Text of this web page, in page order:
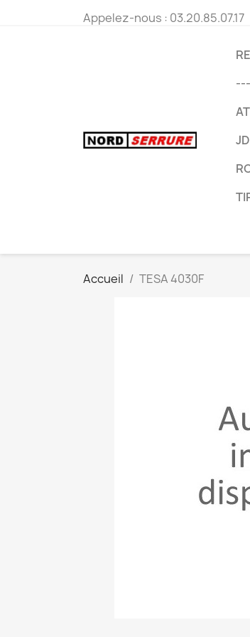
Appelez-nous : 03.20.85.07.17
Accueil TESA 4030F